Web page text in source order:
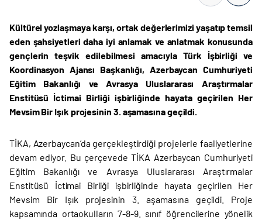
Kültürel yozlaşmaya karşı, ortak değerlerimizi yaşatıp temsil
eden şahsiyetleri daha iyi anlamak ve anlatmak konusunda
gençlerin teşvik edilebilmesi amacıyla Türk İşbirliği ve
Koordinasyon Ajansı Başkanlığı, Azerbaycan Cumhuriyeti
Eğitim Bakanlığı ve Avrasya Uluslararası Araştırmalar
Enstitüsü İctimai Birliği işbirliğinde hayata geçirilen Her
Mevsim Bir Işık projesinin 3. aşamasına geçildi.
TİKA, Azerbaycan’da gerçekleştirdiği projelerle faaliyetlerine
devam ediyor. Bu çerçevede TİKA Azerbaycan Cumhuriyeti
Eğitim Bakanlığı ve Avrasya Uluslararası Araştırmalar
Enstitüsü İctimai Birliği işbirliğinde hayata geçirilen Her
Mevsim Bir Işık projesinin 3. aşamasına geçildi. Proje
kapsamında ortaokulların 7-8-9. sınıf öğrencilerine yönelik